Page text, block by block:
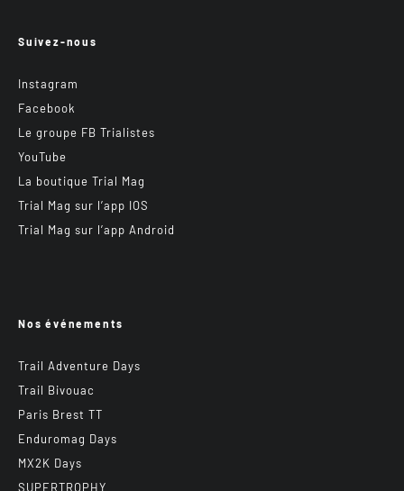
Suivez-nous
Instagram
Facebook
Le groupe FB Trialistes
YouTube
La boutique Trial Mag
Trial Mag sur l’app IOS
Trial Mag sur l’app Android
Nos événements
Trail Adventure Days
Trail Bivouac
Paris Brest TT
Enduromag Days
MX2K Days
SUPERTROPHY